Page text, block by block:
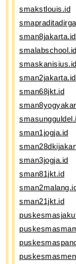
smakstlouis.id
sman8jakarta.id
smalabschool.id
smaskanisius.id
sman2jakarta.id
sman68jkt.id
sman1jogja.id
sman3jogja.id
sman81jkt.id
sman21jkt.id